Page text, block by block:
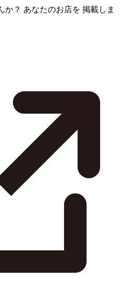
か？ あなたのお店を 掲載しま